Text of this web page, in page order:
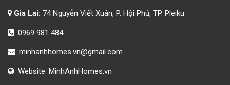
Gia Lai: 74 Nguyễn Viết Xuân, P. Hội Phú, TP. Pleiku
0969 981 484
minhanhhomes.vn@gmail.com
Website: MinhAnhHomes.vn